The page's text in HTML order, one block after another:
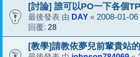
[討論] 誰可以PO一下各個
最後發表 由 DAY « 2008-01-
回覆: 28
[教學]請教依夢兒前輩貴站